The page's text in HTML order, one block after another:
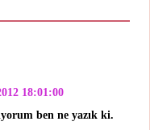
18:01:00
ben ne yazık ki.